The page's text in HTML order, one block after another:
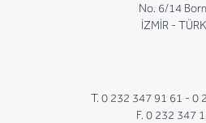
No. 6/14
İZMİR -
T. 0 232 347 91 61 - 0
F. 0 232 347